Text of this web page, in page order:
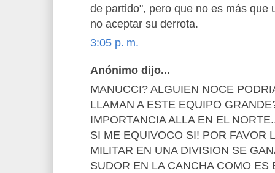
de partido", pero que no es más que
no aceptar su derrota.
3:05 p. m.
Anónimo dijo...
MANUCCI? ALGUIEN NOCE
LLAMAN A ESTE EQUIPO
IMPORTANCIA ALLA EN EL
SI ME EQUIVOCO SI! POR FAVOR
MILITAR EN UNA DIVISION SE
SUDOR EN LA CANCHA COMO ES